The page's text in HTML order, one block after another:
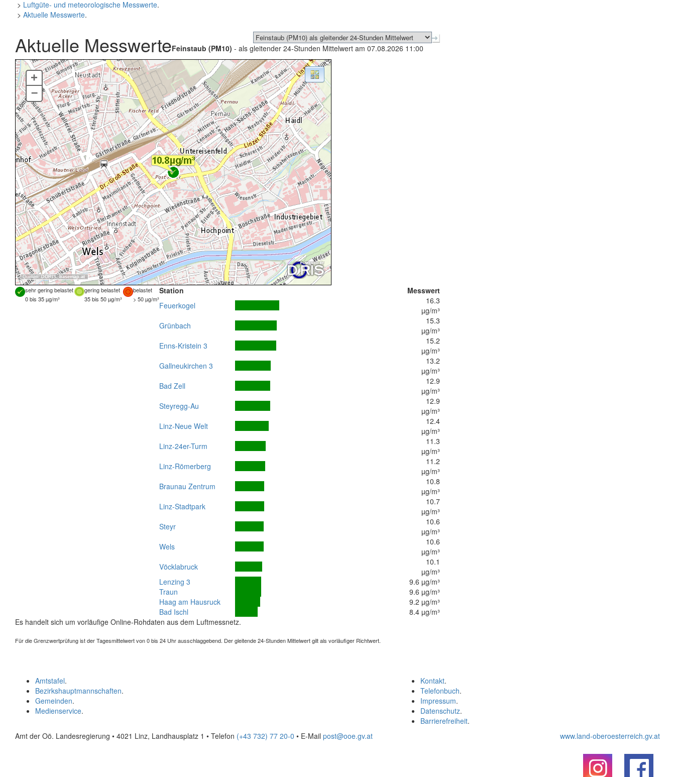
> Luftgüte- und meteorologische Messwerte.
> Aktuelle Messwerte.
Aktuelle MesswerteFeinstaub (PM10) - als gleitender 24-Stunden Mittelwert am 07.08.2026 11:00
Quellen: DORIS, basemap.at
+
–
sehr gering belastet gering belastet
belastet
0 bis 35 µg/m³
35 bis 50 µg/m³ > 50 µg/m³
Station
Messwert
Feuerkogel
16.3
µg/m³
Grünbach
15.3
µg/m³
Enns-Kristein 3
15.2
µg/m³
Gallneukirchen 3
13.2
µg/m³
Bad Zell
12.9
µg/m³
Steyregg-Au
12.9
µg/m³
Linz-Neue Welt
12.4
µg/m³
Linz-24er-Turm
11.3
µg/m³
Linz-Römerberg
11.2
µg/m³
Braunau Zentrum
10.8
µg/m³
Linz-Stadtpark
10.7
µg/m³
Steyr
10.6
µg/m³
Wels
10.6
µg/m³
Vöcklabruck
10.1
µg/m³
Lenzing 3
9.6 µg/m³
Traun
9.6 µg/m³
Haag am Hausruck
9.2 µg/m³
Bad Ischl
8.4 µg/m³
Es handelt sich um vorläufige Online-Rohdaten aus dem Luftmessnetz.
Für die Grenzwertprüfung ist der Tagesmittelwert von 0 bis 24 Uhr ausschlaggebend. Der gleitende 24-Stunden Mittelwert gilt als vorläufiger Richtwert.
Kontakt.
Telefonbuch.
Impressum.
Datenschutz.
Barrierefreiheit.
Amtstafel.
Bezirkshauptmannschaften.
Gemeinden.
Medienservice.
Amt der Oö. Landesregierung • 4021 Linz, Landhausplatz 1 • Telefon (+43 732) 77 20-0 • E-Mail post@ooe.gv.at www.land-oberoesterreich.gv.at